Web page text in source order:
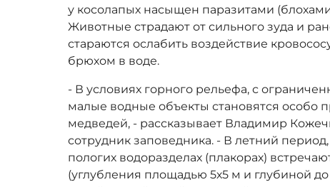
у косолапых насыщен паразитами
Животные страдают от сильного зуда и
стараются ослабить воздействие
брюхом в воде.
- В условиях горного рельефа, с
малые водные объекты становятся особо
медведей, - рассказывает Владимир
сотрудник заповедника. - В летний
пологих водоразделах (плакорах)
(углубления площадью 5х5 м и глубиной